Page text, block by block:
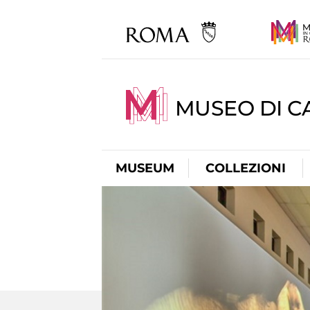
MUSEO DI
MUSEUM COLLEZIONI